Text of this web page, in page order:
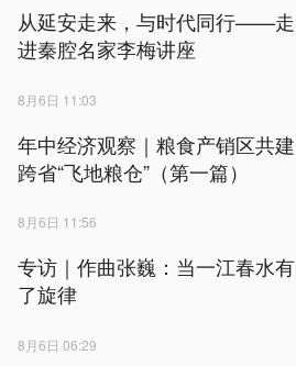
从延安走来，与时代同行——走
进秦腔名家李梅讲座
8月6日 11:03
年中经济观察｜粮食产销区共建
跨省“飞地粮仓”（第一篇）
8月6日 11:56
专访｜作曲张巍：当一江春水有
了旋律
8月6日 06:29